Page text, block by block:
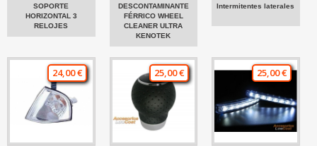
SOPORTE
HORIZONTAL 3
RELOJES
DESCONTAMINANTE
FÉRRICO WHEEL
CLEANER ULTRA
KENOTEK
Intermitentes laterales
24,00 € 25,00 € 25,00 €